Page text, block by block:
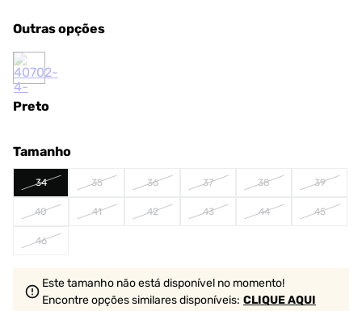
Outras opções
Preto
Tamanho
34 35 36 37 38 39
40 41 42 43 44 45
46
Este tamanho não está disponível no momento!
Encontre opções similaresdisponíveis: CLIQUE AQUI